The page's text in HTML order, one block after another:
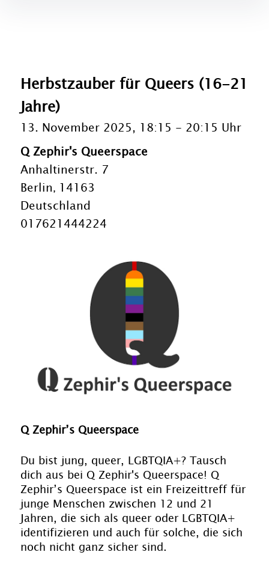
Herbstzauber für Queers (16-21
Jahre)
13. November 2025, 18:15 - 20:15 Uhr
Q Zephir's Queerspace
Anhaltinerstr. 7
Berlin, 14163
Deutschland
017621444224
Q Zephir’s Queerspace
Du bist jung, queer, LGBTQIA+? Tausch
dich aus bei Q Zephir's Queerspace! Q
Zephir’s Queerspace ist ein Freizeittreff für
junge Menschen zwischen 12 und 21
Jahren, die sich als queer oder LGBTQIA+
identifizieren und auch für solche, die sich
noch nicht ganz sicher sind.